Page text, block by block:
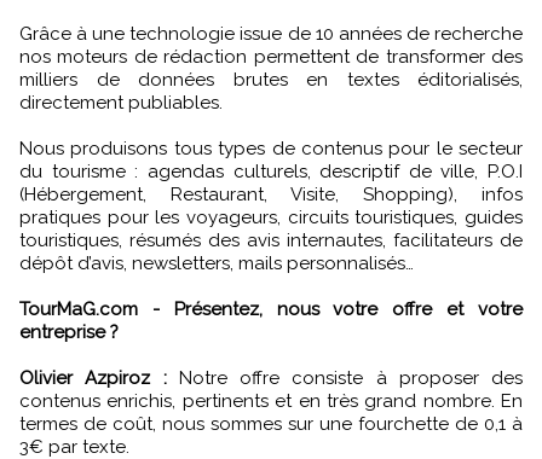
Grâce à une technologie issue de 10 années de recherche
nos moteurs de rédaction permettent de transformer des
milliers de données brutes en textes éditorialisés,
directement publiables.
Nous produisons tous types de contenus pour le secteur
du tourisme : agendas culturels, descriptif de ville, P.O.I
(Hébergement, Restaurant, Visite, Shopping), infos
pratiques pour les voyageurs, circuits touristiques, guides
touristiques, résumés des avis internautes, facilitateurs de
dépôt d’avis, newsletters, mails personnalisés…
TourMaG.com - Présentez, nous votre offre et votre
entreprise ?
Olivier Azpiroz : Notre offre consiste à proposer des
contenus enrichis, pertinents et en très grand nombre. En
termes de coût, nous sommes sur une fourchette de 0,1 à
3€ par texte.